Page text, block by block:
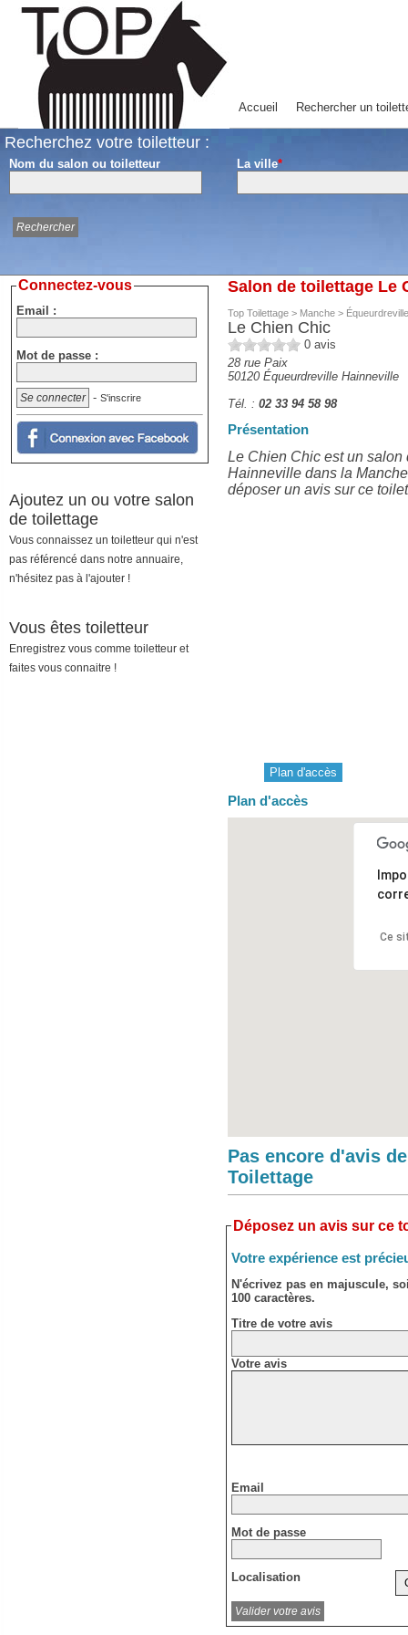
Accueil Rechercher un
Recherchez votre toiletteur :
Nom du salon ou toiletteur La ville*
Salon de toilettage Le
Top Toilettage > Manche >
Le Chien Chic
0 avis
28 rue Paix
50120 Équeurdreville Hainneville
Tél. : 02 33 94 58 98
Présentation
Le Chien Chic est un
Hainneville dans la
déposer un avis sur ce
Plan d'accès
Plan d'accès
Ce
Pas encore d'avis
Toilettage
Déposez un avis sur ce
Votre expérience est
N'écrivez pas en majuscule,
100 caractères.
Titre de votre avis
Votre avis
Email
Mot de passe
Localisation
Connectez-vous
Email :
Mot de passe :
- S'inscrire
Ajoutez un ou votre salon
de toilettage
Vous connaissez un toiletteur qui n'est
pas référencé dans notre annuaire,
n'hésitez pas à l'ajouter !
Vous êtes toiletteur
Enregistrez vous comme toiletteur et
faites vous connaitre !